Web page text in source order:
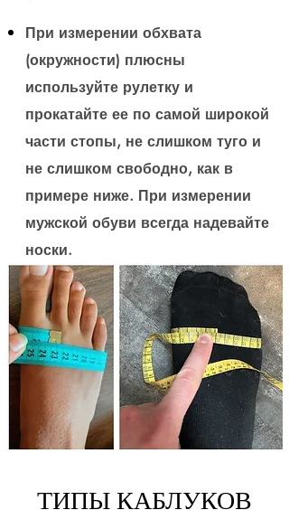
При измерении обхвата
(окружности) плюсны
используйте рулетку и
прокатайте ее по самой широкой
части стопы, не слишком туго и
не слишком свободно, как в
примере ниже. При измерении
мужской обуви всегда надевайте
носки.
ТИПЫ КАБЛУКОВ